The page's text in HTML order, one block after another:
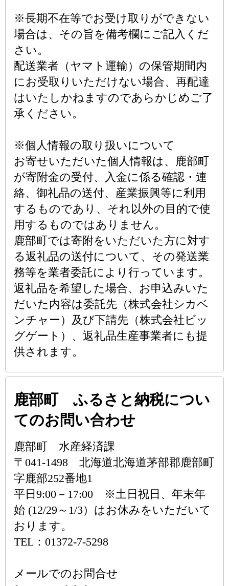
※長期不在等でお受け取りができない
場合は、その旨を備考欄にご記入くだ
さい。
配送業者（ヤマト運輸）の保管期間内
にお受取りいただけない場合、再配達
はいたしかねますのであらかじめご了
承ください。
※個人情報の取り扱いについて
お寄せいただいた個人情報は、鹿部町
が寄附金の受付、入金に係る確認・連
絡、御礼品の送付、産業振興等に利用
するものであり、それ以外の目的で使
用するものではありません。
鹿部町では寄附をいただいた方に対す
る返礼品の送付について、その発送業
務等を業者委託により行っています。
返礼品を希望した場合、お申込みいた
だいた内容は委託先（株式会社シカベ
ンチャー）及び下請先（株式会社ビッ
グゲート）、返礼品生産事業者にも提
供されます。
鹿部町 ふるさと納税につい
てのお問い合わせ
鹿部町 水産経済課
〒041-1498 北海道北海道茅部郡鹿部町
字鹿部252番地1
平日9:00－17:00 ※土日祝日、年末年
始 (12/29～1/3）はお休みをいただいて
おります。
TEL：01372-7-5298
メールでのお問合せ